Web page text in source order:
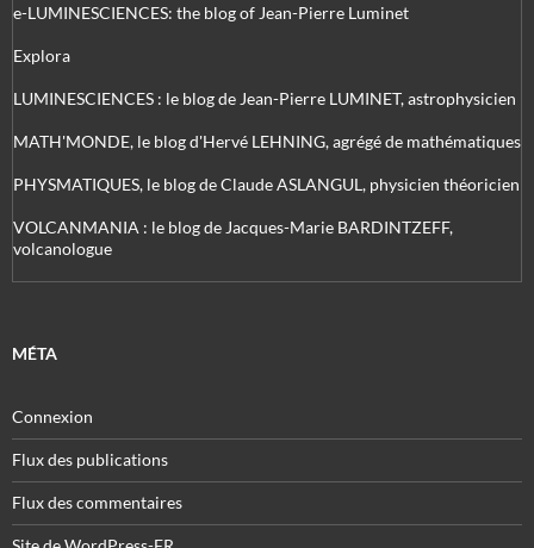
e-LUMINESCIENCES: the blog of Jean-Pierre Luminet
Explora
LUMINESCIENCES : le blog de Jean-Pierre LUMINET, astrophysicien
MATH'MONDE, le blog d'Hervé LEHNING, agrégé de mathématiques
PHYSMATIQUES, le blog de Claude ASLANGUL, physicien théoricien
VOLCANMANIA : le blog de Jacques-Marie BARDINTZEFF,
volcanologue
MÉTA
Connexion
Flux des publications
Flux des commentaires